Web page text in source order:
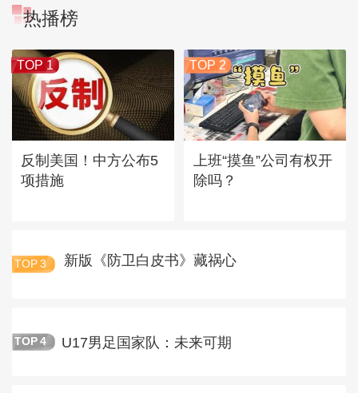
热播榜
TOP 1
反制美国！中方公布5
项措施
TOP 2
上班“摸鱼”公司有权开
除吗？
TOP 3 新版《防卫白皮书》藏祸心
TOP 4 U17男足国家队：未来可期